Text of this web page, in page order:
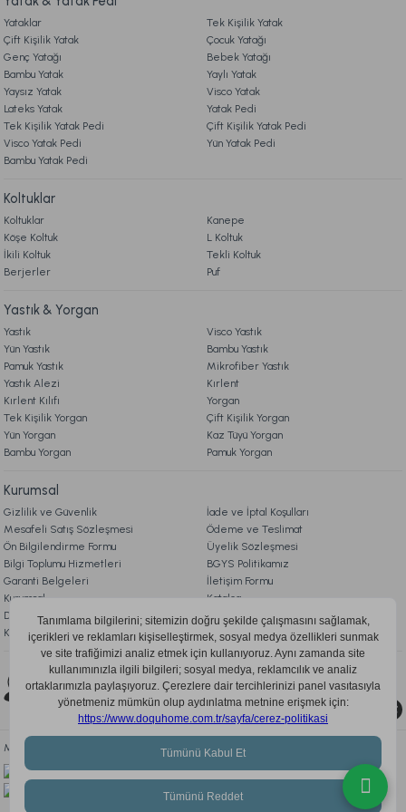
9. YATAK & KOLTUK SİPARİŞ VE İADE İŞLEMLERİ
Ücretsiz Kargo
Special Çeyiz Seti Çift Kişilik - Gri
%50
İndirim
9.198,00 TL
4.599,00 TL
Ücretsiz Kargo
%30
İndirim 3.499,00 TL
Multi Selection Nevresim Takımı Oryena Çift Kişilik
%30
İndirim
4.999,00 TL
3.499,00 TL
Mora Microfiber Desenli Yorgan Çift Kişilik - Gri
899,00 TL
Online'a Özel
919,00 TL
Ücretsiz Kargo
Visco Travel Yastık Classic Standart Visco Travel Yastık Gri
Yataklar
Tek Kişilik Yatak
Çift Kişilik Yatak
Çocuk Yatağı
Genç Yatağı
Bebek Yatağı
Bambu Yatak
Yaylı Yatak
Yaysız Yatak
Visco Yatak
Lateks Yatak
Yatak Pedi
Tek Kişilik Yatak Pedi
Çift Kişilik Yatak Pedi
Visco Yatak Pedi
Yün Yatak Pedi
Bambu Yatak Pedi
Koltuklar
Koltuklar
Kanepe
Köşe Koltuk
L Koltuk
İkili Koltuk
Tekli Koltuk
Berjerler
Puf
Yastık & Yorgan
Yastık
Visco Yastık
Yün Yastık
Bambu Yastık
Pamuk Yastık
Mikrofiber Yastık
Yastık Alezi
Kırlent
Kırlent Kılıfı
Yorgan
Tek Kişilik Yorgan
Çift Kişilik Yorgan
Yün Yorgan
Kaz Tüyü Yorgan
Bambu Yorgan
Pamuk Yorgan
Kurumsal
Gizlilik ve Güvenlik
İade ve İptal Koşulları
Mesafeli Satış Sözleşmesi
Ödeme ve Teslimat
Ön Bilgilendirme Formu
Üyelik Sözleşmesi
Bilgi Toplumu Hizmetleri
BGYS Politikamız
Garanti Belgeleri
İletişim Formu
Kurumsal
Katalog
Doqu Blog
Çerez Politikası
KVKK Aydınlatma Metni
Bizi Takip Edin
0850 205 03 35
Mobil Uygulamayı İndir, Fırsatları Kaçırma!